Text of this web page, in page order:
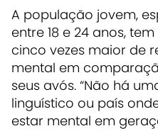
A população jovem,
entre 18 e 24 anos,
cinco vezes maior de
mental em
seus avós. “Não há
linguístico ou país
estar mental em